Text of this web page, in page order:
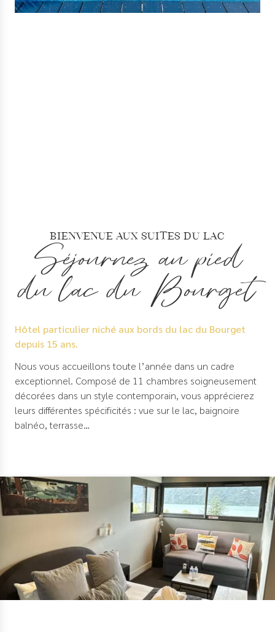
Bienvenue aux Suites du Lac
Séjournez au pied
du lac du Bourget
Hôtel particulier niché aux bords du lac du Bourget
depuis 15 ans.
Nous vous accueillons toute l’année dans un cadre
exceptionnel. Composé de 11 chambres soigneusement
décorées dans un style contemporain, vous apprécierez
leurs différentes spécificités : vue sur le lac, baignoire
balnéo, terrasse…